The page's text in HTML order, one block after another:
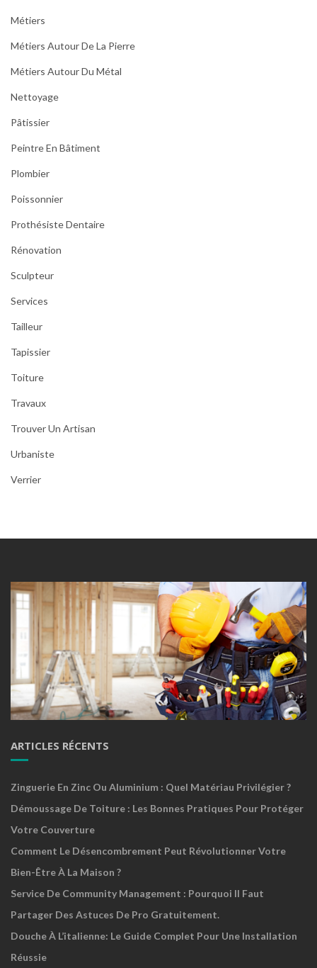
Métiers
Métiers Autour De La Pierre
Métiers Autour Du Métal
Nettoyage
Pâtissier
Peintre En Bâtiment
Plombier
Poissonnier
Prothésiste Dentaire
Rénovation
Sculpteur
Services
Tailleur
Tapissier
Toiture
Travaux
Trouver Un Artisan
Urbaniste
Verrier
ARTICLES RÉCENTS
Zinguerie En Zinc Ou Aluminium : Quel Matériau Privilégier ?
Démoussage De Toiture : Les Bonnes Pratiques Pour Protéger
Votre Couverture
Comment Le Désencombrement Peut Révolutionner Votre
Bien-Être À La Maison ?
Service De Community Management : Pourquoi Il Faut
Partager Des Astuces De Pro Gratuitement.
Douche À L’italienne: Le Guide Complet Pour Une Installation
Réussie